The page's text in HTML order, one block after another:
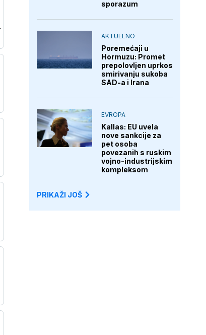
sporazum
AKTUELNO
Poremećaji u
Hormuzu: Promet
prepolovljen uprkos
smirivanju sukoba
SAD-a i Irana
EVROPA
Kallas: EU uvela
nove sankcije za
pet osoba
povezanih s ruskim
vojno-industrijskim
kompleksom
PRIKAŽI JOŠ